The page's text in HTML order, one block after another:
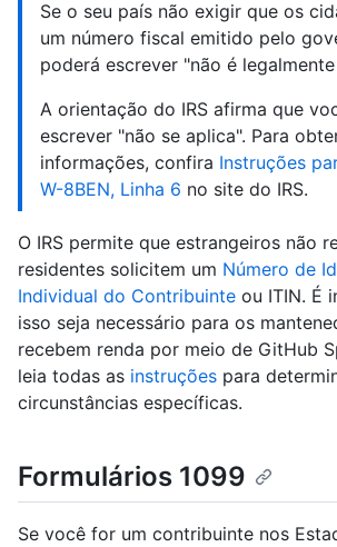
Se o seu país não exigir que os
um número fiscal emitido pelo
poderá escrever "não é
A orientação do IRS afirma que
escrever "não se aplica". Para
informações, confira Instruções
W-8BEN, Linha 6 no site do IRS.
O IRS permite que estrangeiros não
residentes solicitem um Número de
Individual do Contribuinte ou ITIN. É
isso seja necessário para os
recebem renda por meio de GitHub
leia todas as instruções para
circunstâncias específicas.
Formulários 1099
Se você for um contribuinte nos